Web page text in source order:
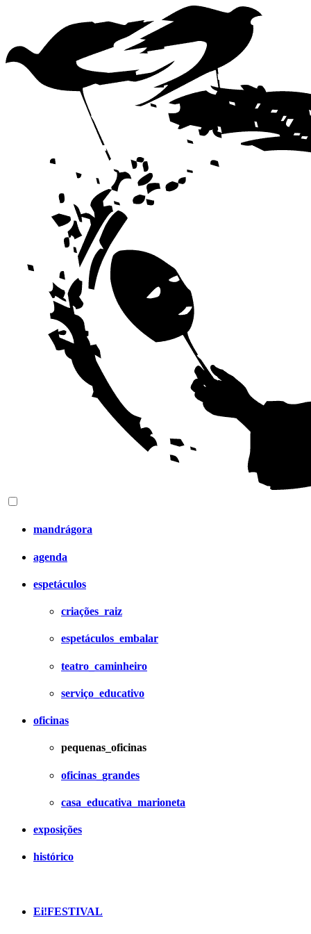
mandrágora
agenda
espetáculos
criações_raiz
espetáculos_embalar
teatro_caminheiro
serviço_educativo
oficinas
pequenas_oficinas
oficinas_grandes
casa_educativa_marioneta
exposições
histórico
Ei!FESTIVAL